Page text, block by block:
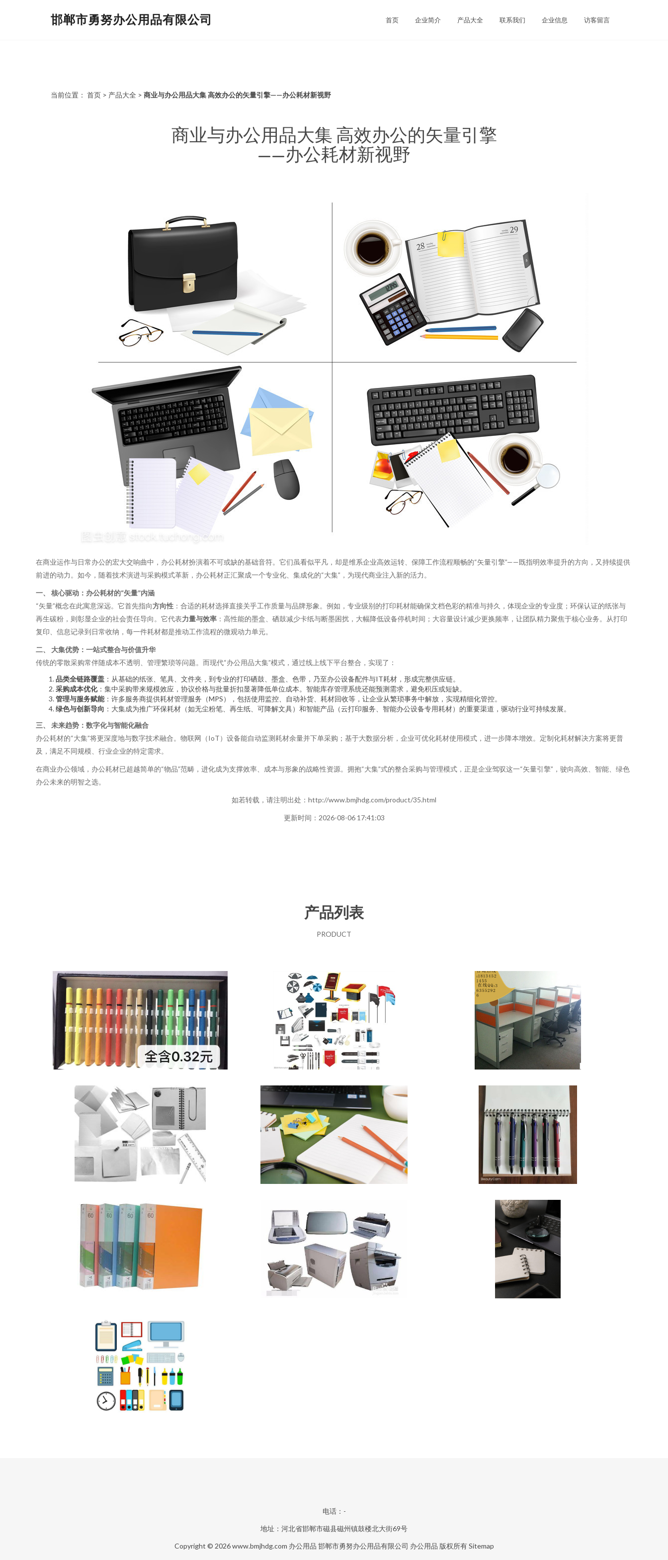
邯郸市勇努办公用品有限公司 首页 企业简介 产品大全 联系我们 企业信息 访客留言
当前位置： 首页 > 产品大全 > 商业与办公用品大集 高效办公的矢量引擎——办公耗材新视野
商业与办公用品大集 高效办公的矢量引擎
——办公耗材新视野
在商业运作与日常办公的宏大交响曲中，办公耗材扮演着不可或缺的基础音符。它们虽看似平凡，却是维系企业高效运转、保障工作流程顺畅的“矢量引擎”——既指明效率提升的方向，又持续提供
前进的动力。如今，随着技术演进与采购模式革新，办公耗材正汇聚成一个专业化、集成化的“大集”，为现代商业注入新的活力。
一、 核心驱动：办公耗材的“矢量”内涵
“矢量”概念在此寓意深远。它首先指向方向性 ：合适的耗材选择直接关乎工作质量与品牌形象。例如，专业级别的打印耗材能确保文档色彩的精准与持久，体现企业的专业度；环保认证的纸张与
再生碳粉，则彰显企业的社会责任导向。它代表力量与效率 ：高性能的墨盒、硒鼓减少卡纸与断墨困扰，大幅降低设备停机时间；大容量设计减少更换频率，让团队精力聚焦于核心业务。从打印
复印、信息记录到日常收纳，每一件耗材都是推动工作流程的微观动力单元。
二、 大集优势：一站式整合与价值升华
传统的零散采购常伴随成本不透明、管理繁琐等问题。而现代“办公用品大集”模式，通过线上线下平台整合，实现了：
品类全链路覆盖 ：从基础的纸张、笔具、文件夹，到专业的打印硒鼓、墨盒、色带，乃至办公设备配件与IT耗材，形成完整供应链。
采购成本优化：集中采购带来规模效应，协议价格与批量折扣显著降低单位成本。智能库存管理系统还能预测需求，避免积压或短缺。
管理与服务赋能：许多服务商提供耗材管理服务（MPS），包括使用监控、自动补货、耗材回收等，让企业从繁琐事务中解放，实现精细化管控。
绿色与创新导向 ：大集成为推广环保耗材（如无尘粉笔、再生纸、可降解文具）和智能产品（云打印服务、智能办公设备专用耗材）的重要渠道，驱动行业可持续发展。
三、 未来趋势：数字化与智能化融合
办公耗材的“大集”将更深度地与数字技术融合。物联网（IoT）设备能自动监测耗材余量并下单采购；基于大数据分析，企业可优化耗材使用模式，进一步降本增效。定制化耗材解决方案将更普
及，满足不同规模、行业企业的特定需求。
在商业办公领域，办公耗材已超越简单的“物品”范畴，进化成为支撑效率、成本与形象的战略性资源。拥抱“大集”式的整合采购与管理模式，正是企业驾驭这一“矢量引擎”，驶向高效、智能、绿色
办公未来的明智之选。
如若转载，请注明出处：http://www.bmjhdg.com/product/35.html
更新时间：2026-08-06 17:41:03
产品列表
PRODUCT
电话：-
地址：河北省邯郸市磁县磁州镇鼓楼北大街69号
Copyright © 2026www.bmjhdg.com 办公用品 邯郸市勇努办公用品有限公司 办公用品 版权所有Sitemap